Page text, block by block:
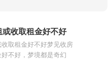
或收取租金好不好
取租金好不好梦见收房
不好，梦境都是奇幻